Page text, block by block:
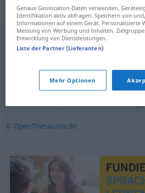
Synonyme für
Zusage,Rückmeldung,Quittung
Versprechen Beteuerung ,
© OpenThesaurus.de
Genaue Geolocation-Daten verwenden.
Identifikation aktiv abfragen. Speichern von
Informationen auf einem Gerät. Personalisierte
Messung von Werbung und Inhalten,
Entwicklung von Dienstleistungen.
Liste der Partner (Lieferanten)
Mehr Optionen